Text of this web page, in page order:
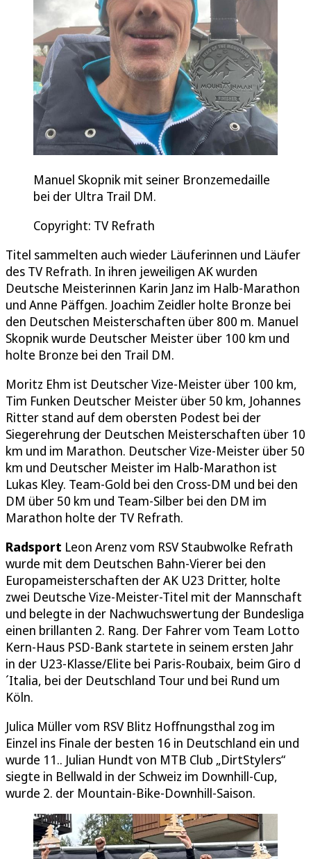
Manuel Skopnik mit seiner Bronzemedaille
bei der Ultra Trail DM.
Copyright: TV Refrath
Titel sammelten auch wieder Läuferinnen und Läufer
des TV Refrath. In ihren jeweiligen AK wurden
Deutsche Meisterinnen Karin Janz im Halb-Marathon
und Anne Päffgen. Joachim Zeidler holte Bronze bei
den Deutschen Meisterschaften über 800 m. Manuel
Skopnik wurde Deutscher Meister über 100 km und
holte Bronze bei den Trail DM.
Moritz Ehm ist Deutscher Vize-Meister über 100 km,
Tim Funken Deutscher Meister über 50 km, Johannes
Ritter stand auf dem obersten Podest bei der
Siegerehrung der Deutschen Meisterschaften über 10
km und im Marathon. Deutscher Vize-Meister über 50
km und Deutscher Meister im Halb-Marathon ist
Lukas Kley. Team-Gold bei den Cross-DM und bei den
DM über 50 km und Team-Silber bei den DM im
Marathon holte der TV Refrath.
Radsport Leon Arenz vom RSV Staubwolke Refrath
wurde mit dem Deutschen Bahn-Vierer bei den
Europameisterschaften der AK U23 Dritter, holte
zwei Deutsche Vize-Meister-Titel mit der Mannschaft
und belegte in der Nachwuchswertung der Bundesliga
einen brillanten 2. Rang. Der Fahrer vom Team Lotto
Kern-Haus PSD-Bank startete in seinem ersten Jahr
in der U23-Klasse/Elite bei Paris-Roubaix, beim Giro d
´Italia, bei der Deutschland Tour und bei Rund um
Köln.
Julica Müller vom RSV Blitz Hoffnungsthal zog im
Einzel ins Finale der besten 16 in Deutschland ein und
wurde 11.. Julian Hundt von MTB Club „DirtStylers“
siegte in Bellwald in der Schweiz im Downhill-Cup,
wurde 2. der Mountain-Bike-Downhill-Saison.